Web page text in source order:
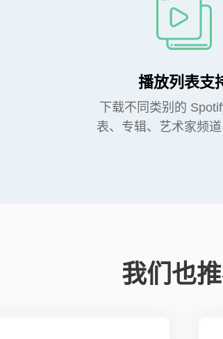
播放列表支
下载不同类别的
表、专辑、艺术家频道
我们也